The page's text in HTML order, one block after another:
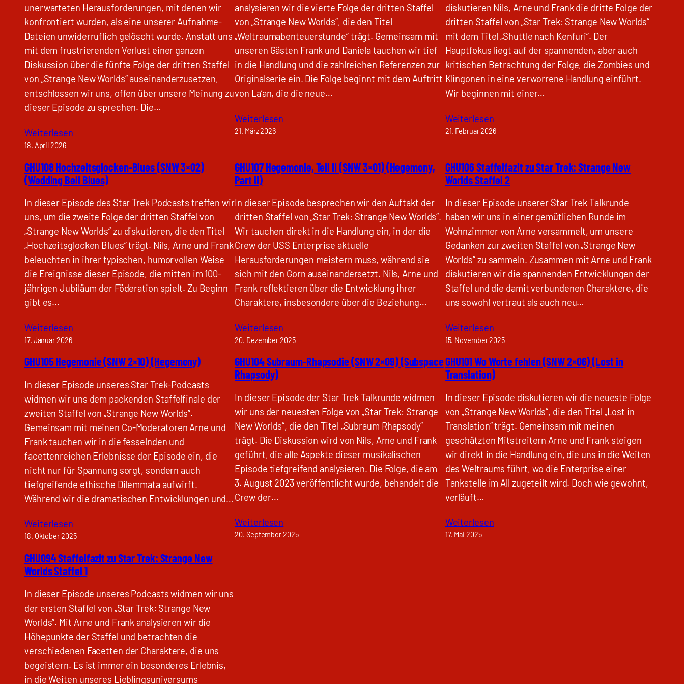
unerwarteten Herausforderungen, mit denen wir
konfrontiert wurden, als eine unserer Aufnahme-
Dateien unwiderruflich gelöscht wurde. Anstatt uns
mit dem frustrierenden Verlust einer ganzen
Diskussion über die fünfte Folge der dritten Staffel
von „Strange New Worlds“ auseinanderzusetzen,
entschlossen wir uns, offen über unsere Meinung zu
dieser Episode zu sprechen. Die…
Weiterlesen
18. April 2026
analysieren wir die vierte Folge der dritten Staffel
von „Strange New Worlds“, die den Titel
„Weltraumabenteuerstunde“ trägt. Gemeinsam mit
unseren Gästen Frank und Daniela tauchen wir tief
in die Handlung und die zahlreichen Referenzen zur
Originalserie ein. Die Folge beginnt mit dem Auftritt
von La’an, die die neue…
Weiterlesen
21. März 2026
diskutieren Nils, Arne und Frank die dritte Folge der
dritten Staffel von „Star Trek: Strange New Worlds“
mit dem Titel „Shuttle nach Kenfuri“. Der
Hauptfokus liegt auf der spannenden, aber auch
kritischen Betrachtung der Folge, die Zombies und
Klingonen in eine verworrene Handlung einführt.
Wir beginnen mit einer…
Weiterlesen
21. Februar 2026
GHU108 Hochzeitsglocken-Blues (SNW 3×02)
(Wedding Bell Blues)
In dieser Episode des Star Trek Podcasts treffen wir
uns, um die zweite Folge der dritten Staffel von
„Strange New Worlds“ zu diskutieren, die den Titel
„Hochzeitsglocken Blues“ trägt. Nils, Arne und Frank
beleuchten in ihrer typischen, humorvollen Weise
die Ereignisse dieser Episode, die mitten im 100-
jährigen Jubiläum der Föderation spielt. Zu Beginn
gibt es…
Weiterlesen
17. Januar 2026
GHU107 Hegemonie, Teil II (SNW 3×01) (Hegemony,
Part II)
In dieser Episode besprechen wir den Auftakt der
dritten Staffel von „Star Trek: Strange New Worlds“.
Wir tauchen direkt in die Handlung ein, in der die
Crew der USS Enterprise aktuelle
Herausforderungen meistern muss, während sie
sich mit den Gorn auseinandersetzt. Nils, Arne und
Frank reflektieren über die Entwicklung ihrer
Charaktere, insbesondere über die Beziehung…
Weiterlesen
20. Dezember 2025
GHU106 Staffelfazit zu Star Trek: Strange New
Worlds Staffel 2
In dieser Episode unserer Star Trek Talkrunde
haben wir uns in einer gemütlichen Runde im
Wohnzimmer von Arne versammelt, um unsere
Gedanken zur zweiten Staffel von „Strange New
Worlds“ zu sammeln. Zusammen mit Arne und Frank
diskutieren wir die spannenden Entwicklungen der
Staffel und die damit verbundenen Charaktere, die
uns sowohl vertraut als auch neu…
Weiterlesen
15. November 2025
GHU105 Hegemonie (SNW 2×10) (Hegemony)
In dieser Episode unseres Star Trek-Podcasts
widmen wir uns dem packenden Staffelfinale der
zweiten Staffel von „Strange New Worlds“.
Gemeinsam mit meinen Co-Moderatoren Arne und
Frank tauchen wir in die fesselnden und
facettenreichen Erlebnisse der Episode ein, die
nicht nur für Spannung sorgt, sondern auch
tiefgreifende ethische Dilemmata aufwirft.
Während wir die dramatischen Entwicklungen und…
Weiterlesen
18. Oktober 2025
GHU104 Subraum-Rhapsodie (SNW 2×09) (Subspace
Rhapsody)
In dieser Episode der Star Trek Talkrunde widmen
wir uns der neuesten Folge von „Star Trek: Strange
New Worlds“, die den Titel „Subraum Rhapsody“
trägt. Die Diskussion wird von Nils, Arne und Frank
geführt, die alle Aspekte dieser musikalischen
Episode tiefgreifend analysieren. Die Folge, die am
3. August 2023 veröffentlicht wurde, behandelt die
Crew der…
Weiterlesen
20. September 2025
GHU101 Wo Worte fehlen (SNW 2×06) (Lost in
Translation)
In dieser Episode diskutieren wir die neueste Folge
von „Strange New Worlds“, die den Titel „Lost in
Translation“ trägt. Gemeinsam mit meinen
geschätzten Mitstreitern Arne und Frank steigen
wir direkt in die Handlung ein, die uns in die Weiten
des Weltraums führt, wo die Enterprise einer
Tankstelle im All zugeteilt wird. Doch wie gewohnt,
verläuft…
Weiterlesen
17. Mai 2025
GHU094 Staffelfazit zu Star Trek: Strange New
Worlds Staffel 1
In dieser Episode unseres Podcasts widmen wir uns
der ersten Staffel von „Star Trek: Strange New
Worlds“. Mit Arne und Frank analysieren wir die
Höhepunkte der Staffel und betrachten die
verschiedenen Facetten der Charaktere, die uns
begeistern. Es ist immer ein besonderes Erlebnis,
in die Weiten unseres Lieblingsuniversums